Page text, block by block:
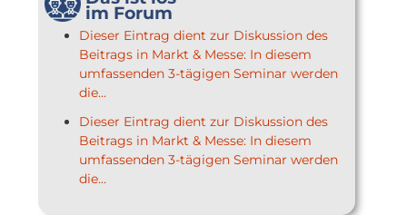
im Forum
Dieser Eintrag dient zur Diskussion des
Beitrags in Markt & Messe: In diesem
umfassenden 3-tägigen Seminar werden
die...
Dieser Eintrag dient zur Diskussion des
Beitrags in Markt & Messe: In diesem
umfassenden 3-tägigen Seminar werden
die...